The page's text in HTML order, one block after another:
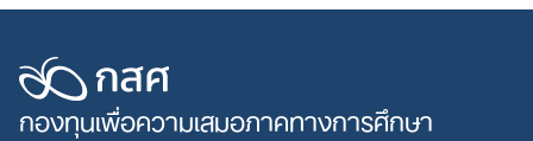
กองทุนเพื่อความเสมอภาคทางการศึกษา